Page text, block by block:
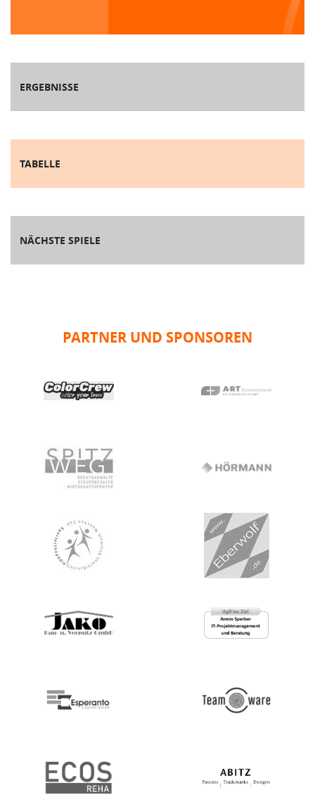
ERGEBNISSE
TABELLE
NÄCHSTE SPIELE
PARTNER UND SPONSOREN